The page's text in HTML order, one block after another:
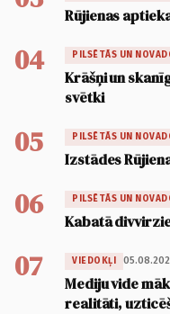
Rūjienas
04 PILSĒTĀS UN
Krāšņi un
svētki
05 PILSĒTĀS UN
Izstādes
06 PILSĒTĀS UN
Kabatā
07 VIEDOKĻI
Mediju vide
realitāti,